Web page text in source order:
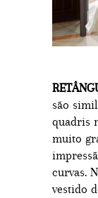
são
quadris
muito
curvas.
vestido